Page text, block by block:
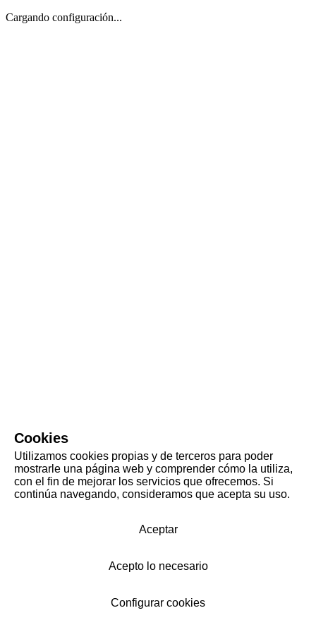
Cookies
Utilizamos cookies propias y de terceros para poder
mostrarle una página web y comprender cómo la utiliza,
con el fin de mejorar los servicios que ofrecemos. Si
continúa navegando, consideramos que acepta su uso.
Aceptar
Acepto lo necesario
Configurar cookies
Cargando configuración...